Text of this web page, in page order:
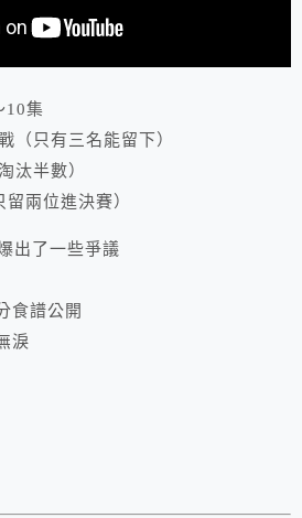
10集
（只有三名能留下）
汰半數）
兩位進決賽）
出了一些爭議
食譜公開
淚